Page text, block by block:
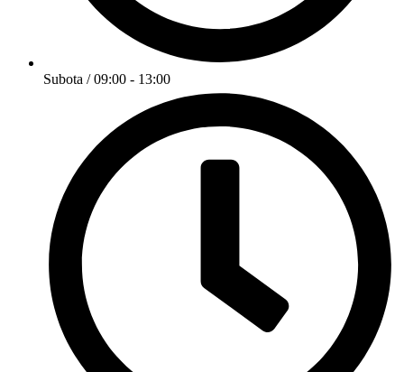
Subota / 09:00 - 13:00